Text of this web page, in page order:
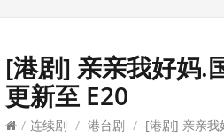
[港剧] 亲亲我好妈
更新至 E20
/ 连续剧 / 港台剧 / [港剧] 亲亲